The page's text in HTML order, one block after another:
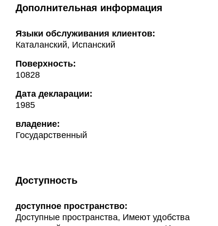
Дополнительная информация
Языки обслуживания клиентов:
Каталанский, Испанский
Поверхность:
10828
Дата декларации:
1985
владение:
Государственный
Доступность
доступное пространство:
Доступные пространства, Имеют удобства